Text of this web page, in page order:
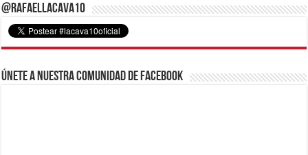
@RafaelLacava10
Únete a nuestra comunidad de Facebook